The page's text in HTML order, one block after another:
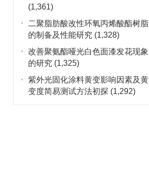
(1,361)
二聚脂肪酸改性环氧丙烯酸酯树脂
的制备及性能研究 (1,328)
改善聚氨酯哑光白色面漆发花现象
的研究 (1,325)
紫外光固化涂料黄变影响因素及黄
变度简易测试方法初探 (1,292)